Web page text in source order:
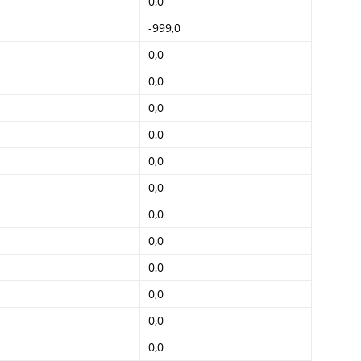
-999,0
0,0
0,0
0,0
0,0
0,0
0,0
0,0
0,0
0,0
0,0
0,0
0,0